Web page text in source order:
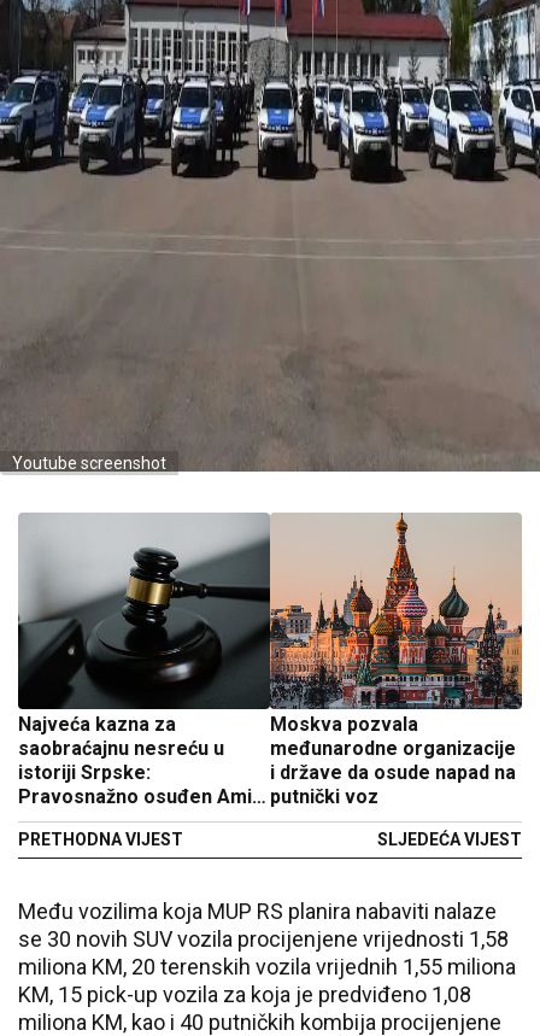
Youtube screenshot
Najveća kazna za
saobraćajnu nesreću u
istoriji Srpske:
Pravosnažno osuđen Amir
Kujović
PRETHODNA VIJEST
Moskva pozvala
međunarodne organizacije
i države da osude napad na
putnički voz
SLJEDEĆA VIJEST
Među vozilima koja MUP RS planira nabaviti nalaze
se 30 novih SUV vozila procijenjene vrijednosti 1,58
miliona KM, 20 terenskih vozila vrijednih 1,55 miliona
KM, 15 pick-up vozila za koja je predviđeno 1,08
miliona KM, kao i 40 putničkih kombija procijenjene